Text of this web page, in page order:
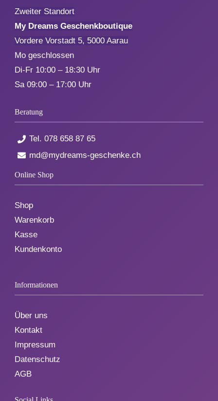
Zweiter Standort
My Dreams Geschenkboutique
Vordere Vorstadt 5, 5000 Aarau
Mo geschlossen
Di-Fr 10:00 – 18:30 Uhr
Sa 09:00 – 17:00 Uhr
Beratung
Tel. 078 658 87 65
md@mydreams-geschenke.ch
Online Shop
Shop
Warenkorb
Kasse
Kundenkonto
Informationen
Über uns
Kontakt
Impressum
Datenschutz
AGB